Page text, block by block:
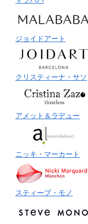
ジョイドアート
クリスティーナ・サソ
アメット＆ラデュー
ニッキ・マーカート
スティーブ・モノ